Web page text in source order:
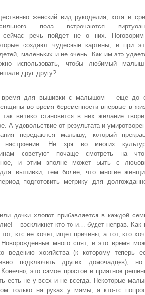
женский вид рукоделия, хотя и
пола встречаются
сейчас речь пойдет не о них.
создают чудесные картины, и при
маленьких и не очень. Как им это
использовать, чтобы любимый
друг другу?
время для вышивки с малышом – еще до
во время беременности впервые в
велико становится в них желание
А удовольствие от результата и
передаются малышу, который
настроение. Не зря во многих
советуют почаще смотреть на
и этим вполне может быть с
вышивки, тем более, что многие
подготовить метрику для
дочки хлопот прибавляется в каждой
– воскликнет кто-то и… будет неправ. Как
кто не хочет, ищет причины, а тот, кто
много спят, и это время
ведению хозяйства (к которому теперь
подключить других домочадцев),
это самое простое и приятное
есть не у всех и не всегда. Некоторые
только на руках у мамы, а кто-то